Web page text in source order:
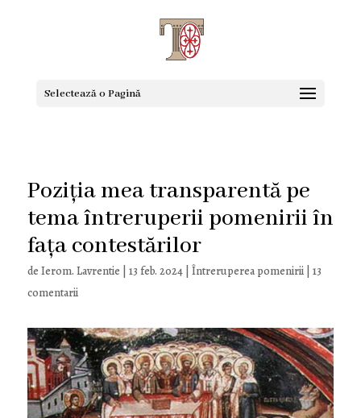
Selectează o Pagină
Poziția mea transparentă pe
tema întreruperii pomenirii în
fața contestărilor
de Ierom. Lavrentie 13 feb. 2024| Întreruperea pomenirii| 13
comentarii